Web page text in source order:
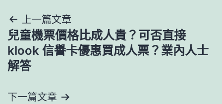
文
章
導
覽
上一篇文章
兒童機票價格比成人貴？可否直接
klook 信譽卡優惠買成人票？業內人士
解答
下一篇文章